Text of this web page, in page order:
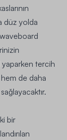
düz yolda
yaparken tercih
de daha
bir